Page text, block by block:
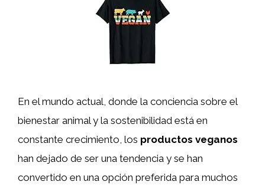
En el mundo actual, donde la conciencia sobre el
bienestar animal y la sostenibilidad está en
constante crecimiento, los productos veganos
han dejado de ser una tendencia y se han
convertido en una opción preferida para muchos